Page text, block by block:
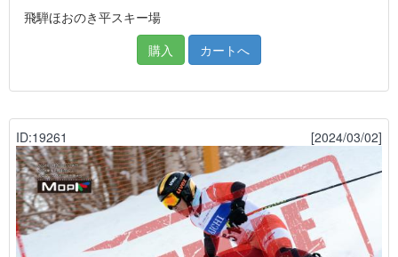
飛騨ほおのき平スキー場
購入
カートへ
ID:19261 [2024/03/02]